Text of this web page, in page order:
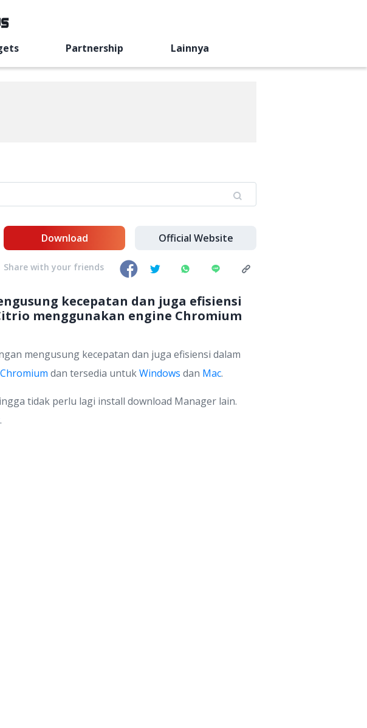
Partnership Lainnya
kecepatan dan juga efisiensi
menggunakan engine Chromium
mengusung kecepatan dan juga efisiensi dalam
Chromium dan tersedia untukWindows dan Mac.
tidak perlu lagi install download Manager lain.
.
Download Official Website
Share with your friends